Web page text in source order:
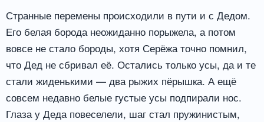
Странные перемены происходили в пути и с Дедом.
Его белая борода неожиданно порыжела, а потом
вовсе не стало бороды, хотя Серёжа точно помнил,
что Дед не сбривал её. Остались только усы, да и те
стали жиденькими — два рыжих пёрышка. А ещё
совсем недавно белые густые усы подпирали нос.
Глаза у Деда повеселели, шаг стал пружинистым,